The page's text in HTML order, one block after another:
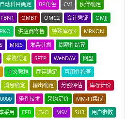
自动科目确定 BP角色 CVI
伙伴确定
FBN1 OMBT OMC2 会计凭证
OMJJ
供应商寄售 特殊库存K
MRKON
MRIS 发票计划
周期性结算
采购凭证 SFTP WebDAV
网盘
中文教程 库存确定
可用性检查
消息确定 输出确定 分割评估
库存计价
条件技术 采购定价
MM-FI集成
采用 EFB EVO MSV SU3
用户参数